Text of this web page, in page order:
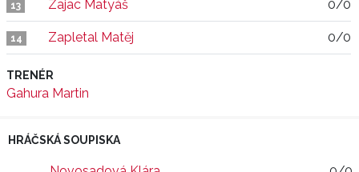
13 Zajac Matyáš 0/0
14 Zapletal Matěj 0/0
TRENÉR
Gahura Martin
HRÁČSKÁ SOUPISKA